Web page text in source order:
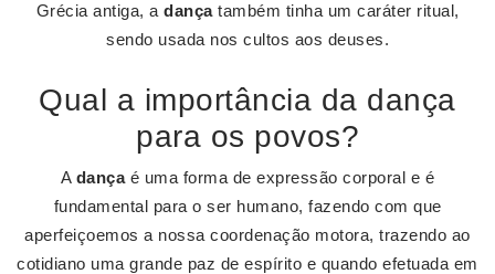
Grécia antiga, a dançatambém tinha um caráter ritual,
sendo usada nos cultos aos deuses.
Qual a importância da dança
para os povos?
A dançaé uma forma de expressão corporal e é
fundamental para o ser humano, fazendo com que
aperfeiçoemos a nossa coordenação motora, trazendo ao
cotidiano uma grande paz de espírito e quando efetuada em